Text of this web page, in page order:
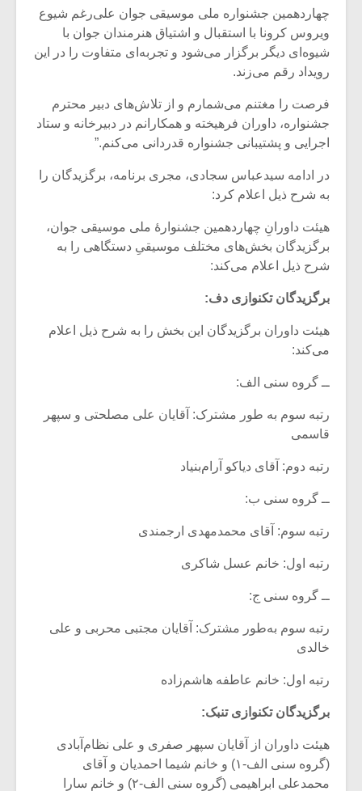
چهاردهمین جشنواره ملی موسیقی جوان علی‌رغم شیوع
ویروس کرونا با استقبال و اشتیاق هنرمندان جوان با
شیوه‌ای دیگر برگزار می‌شود و تجربه‌ای متفاوت را در این
رویداد رقم می‌زند.
فرصت را مغتنم می‌شمارم و از تلاش‌های دبیر محترم
جشنواره، داوران فرهیخته و همکارانم در دبیرخانه و ستاد
اجرایی و پشتیبانی جشنواره قدردانی می‌کنم.”
در ادامه سیدعباس سجادی، مجری برنامه، برگزیدگان را
به شرح ذیل اعلام کرد:
هیئت داورانِ چهاردهمین جشنوارۀ ملی موسیقی جوان،
برگزیدگان بخش‌های مختلف موسیقیِ دستگاهی را به
شرح ذیل اعلام می‌کند:
برگزیدگان تکنوازی دف:
هیئت داوران برگزیدگان این بخش را به شرح ذیل اعلام
می‌کند:
ــ گروه سنی الف:
رتبه سوم به طور مشترک: آقایان علی مصلحتی و سپهر
قاسمی
رتبه دوم: آقای دیاکو آرام‌بنیاد
ــ گروه سنی ب:
رتبه سوم: آقای محمدمهدی ارجمندی
رتبه اول: خانم عسل شاکری
ــ گروه سنی ج:
رتبه سوم به‌طور مشترک: آقایان مجتبی محربی و علی
خالدی
رتبه اول: خانم عاطفه هاشم‌زاده
برگزیدگان تکنوازی تنبک:
هیئت داوران از آقایان سپهر صفری و علی نظام‌آبادی
(گروه سنی الف-۱) و خانم شیما احمدیان و آقای
محمدعلی ابراهیمی (گروه سنی الف-۲) و خانم سارا